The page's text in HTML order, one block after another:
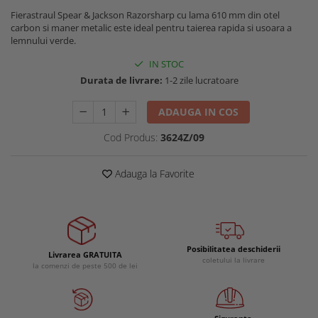
Buzunare externe
Echipamente specializate
Echipamente trimeri ongloane
Casti si antifoane protectie
Menghine si prese
Fierastraul Spear & Jackson Razorsharp cu lama 610 mm din otel
carbon si maner metalic este ideal pentru taierea rapida si usoara a
lemnului verde.
IN STOC
Durata de livrare: 1-2 zile lucratoare
ADAUGA IN COS
Cod Produs: 3624Z/09
Adauga la Favorite
Livrarea GRATUITA
la comenzi de peste 500 de lei
Posibilitatea deschiderii
coletului la livrare